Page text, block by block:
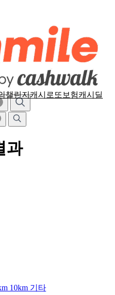
챌린지캐시로또 보험캐시딜
과
10km 기타